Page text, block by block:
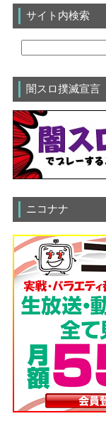
サイト内検索
闇スロ撲滅宣言
ニコナナ